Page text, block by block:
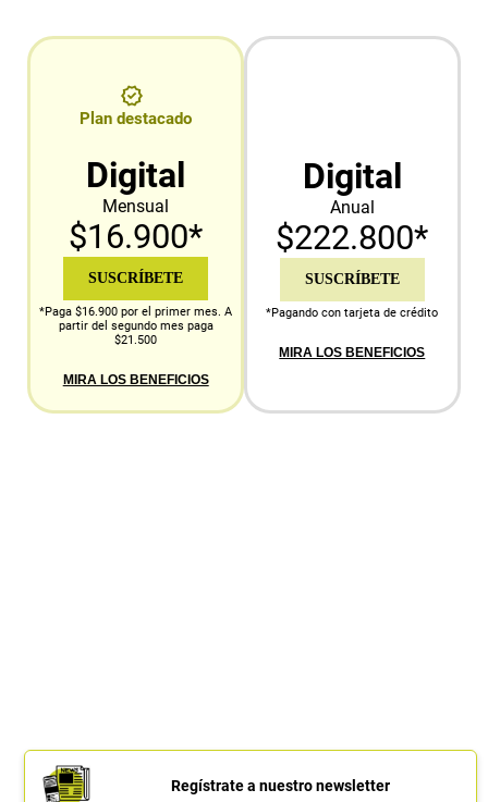
Plan destacado
Digital
Mensual
$16.900*
SUSCRÍBETE
*Paga $16.900 por el primer mes. A
partir del segundo mes paga
$21.500
MIRA LOS BENEFICIOS
Digital
Anual
$222.800*
SUSCRÍBETE
*Pagando con tarjeta de crédito
MIRA LOS BENEFICIOS
Regístrate a nuestro newsletter